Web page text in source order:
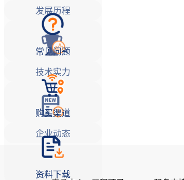
常见问题
购买渠道
资料下载
发展历程
技术实力
企业动态